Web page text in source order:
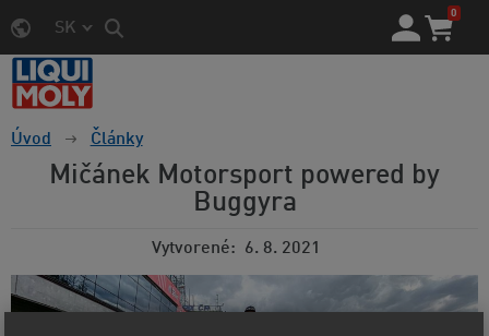
SK
0
Úvod Články
Mičánek Motorsport powered by
Buggyra
Vytvorené 6. 8. 2021